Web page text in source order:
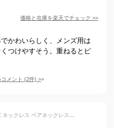
価格と在庫を楽天でチェック >>
かわいらしく、メンズ用は
つけやすそう。重ねるとピ
メント (2件) >
カナルヨンドシー Canal 4℃ ネックレス ペアネックレス キュービックジルコニア